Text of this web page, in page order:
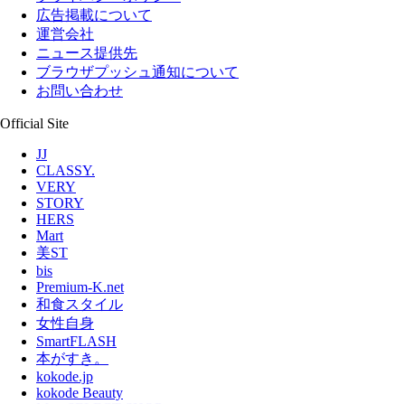
広告掲載について
運営会社
ニュース提供先
ブラウザプッシュ通知について
お問い合わせ
Official Site
JJ
CLASSY.
VERY
STORY
HERS
Mart
美ST
bis
Premium-K.net
和食スタイル
女性自身
SmartFLASH
本がすき。
kokode.jp
kokode Beauty